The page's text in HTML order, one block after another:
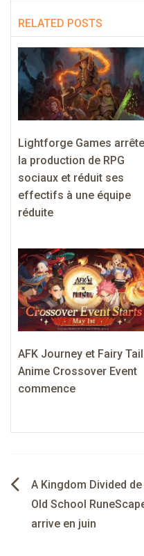
RELATED POSTS
Lightforge Games arrête
la production de RPG
sociaux et réduit ses
effectifs à une équipe
réduite
AFK Journey et Fairy Tail
Anime Crossover Event
commence
Navigation
de
l’article
A Kingdom Divided de
Old School
arrive en juin